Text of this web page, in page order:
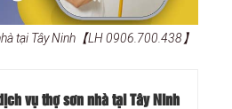
tại Tây Ninh【LH 0906.700.438】
vụ thợ sơn nhà tại Tây Ninh